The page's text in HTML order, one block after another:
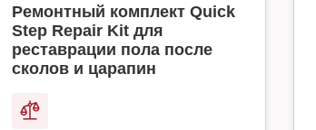
Ремонтный комплект Quick
Step Repair Kit для
реставрации пола после
сколов и царапин